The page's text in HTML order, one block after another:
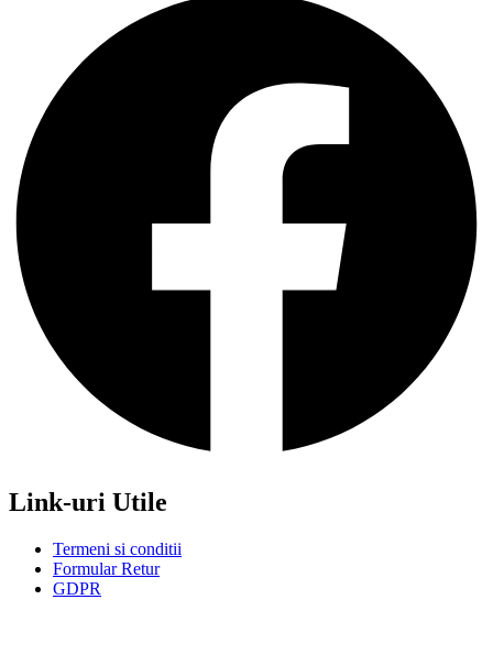
Link-uri Utile
Termeni si conditii
Formular Retur
GDPR